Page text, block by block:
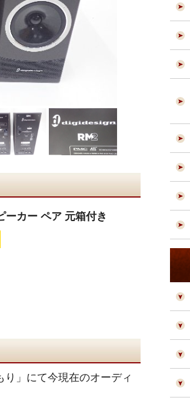
カー ペア 元箱付き
」にて今現在のオーディ